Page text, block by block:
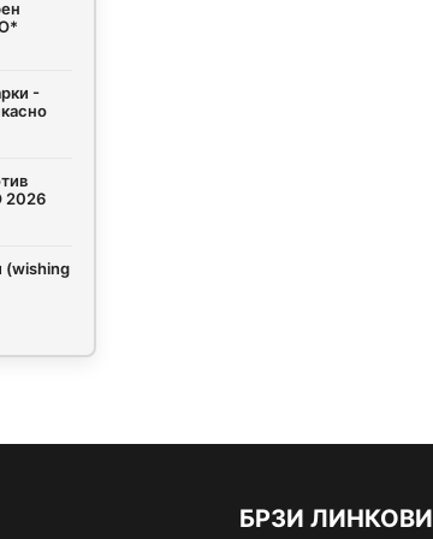
-
2026
(wishing
БРЗИ ЛИНКОВИ